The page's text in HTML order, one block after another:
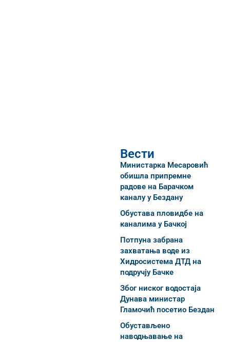
Вести
Министарка Месаровић
обишла припремне
радове на Барачком
каналу у Бездану
Обустава пловидбе на
каналима у Бачкој
Потпуна забрана
захватања воде из
Хидросистема ДТД на
подручју Бачке
Због ниског водостаја
Дунава министар
Гламочић посетио Бездан
Обустављено
наводњавање на